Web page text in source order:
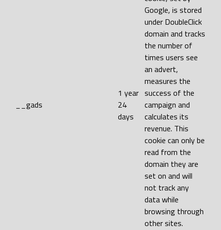
__gads
1 year
24
days
Google, is stored
under DoubleClick
domain and tracks
the number of
times users see
an advert,
measures the
success of the
campaign and
calculates its
revenue. This
cookie can only be
read from the
domain they are
set on and will
not track any
data while
browsing through
other sites.